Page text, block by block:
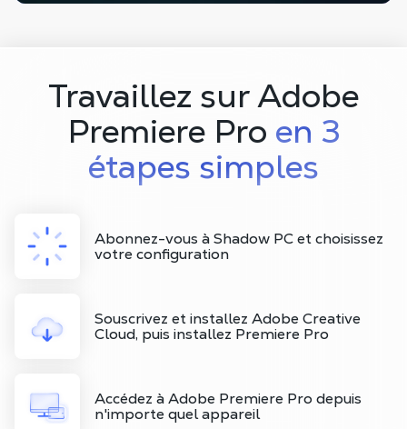
Travaillez sur Adobe
Premiere Pro en 3
étapes simples
Abonnez-vous à Shadow PC et choisissez
votre configuration
Souscrivez et installez Adobe Creative
Cloud, puis installez Premiere Pro
Accédez à Adobe Premiere Pro depuis
n'importe quel appareil